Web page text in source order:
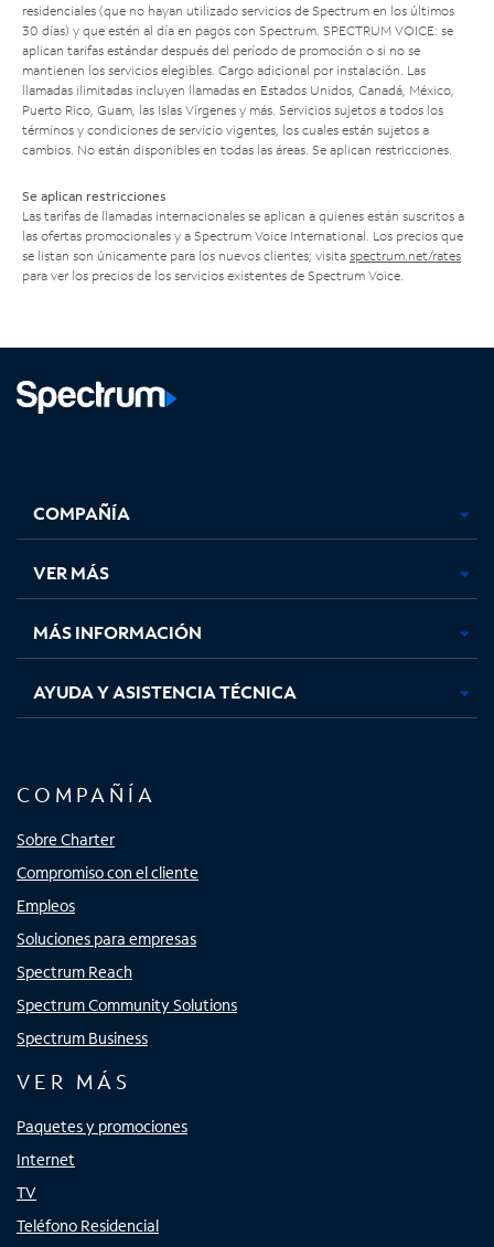
residenciales (que no hayan utilizado servicios de Spectrum en los últimos
30 días) y que estén al día en pagos con Spectrum. SPECTRUM VOICE: se
aplican tarifas estándar después del período de promoción o si no se
mantienen los servicios elegibles. Cargo adicional por instalación. Las
llamadas ilimitadas incluyen llamadas en Estados Unidos, Canadá, México,
Puerto Rico, Guam, las Islas Vírgenes y más. Servicios sujetos a todos los
términos y condiciones de servicio vigentes, los cuales están sujetos a
cambios. No están disponibles en todas las áreas. Se aplican restricciones.
Se aplican restricciones
Las tarifas de llamadas internacionales se aplican a quienes están suscritos a
las ofertas promocionales y a Spectrum Voice International. Los precios que
se listan son únicamente para los nuevos clientes; visita spectrum.net/rates
para ver los precios de los servicios existentes de Spectrum Voice.
abre
en
pestaña
nueva
abre
en
pestaña
nueva
abre
en
pestaña
nueva
en
nueva
COMPAÑÍA
VER MÁS
MÁS INFORMACIÓN
AYUDA Y ASISTENCIA TÉCNICA
COMPAÑÍA
Sobre Charter
Compromiso con el cliente
Empleos
Soluciones para empresas
Spectrum Reach
Spectrum Community Solutions
Spectrum Business
VER MÁS
Paquetes y promociones
Internet
TV
Teléfono Residencial